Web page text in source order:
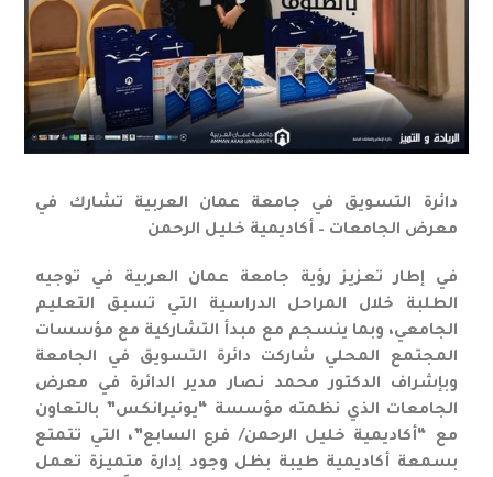
دائرة التسويق في جامعة عمان العربية تشارك في
معرض الجامعات – أكاديمية خليل الرحمن
في إطار تعزيز رؤية جامعة عمان العربية في توجيه
الطلبة خلال المراحل الدراسية التي تسبق التعليم
الجامعي، وبما ينسجم مع مبدأ التشاركية مع مؤسسات
المجتمع المحلي شاركت دائرة التسويق في الجامعة
وبإشراف الدكتور محمد نصار مدير الدائرة في معرض
الجامعات الذي نظمته مؤسسة “يونيرانكس” بالتعاون
مع “أكاديمية خليل الرحمن/ فرع السابع”، التي تتمتع
بسمعة أكاديمية طيبة بظل وجود إدارة متميزة تعمل